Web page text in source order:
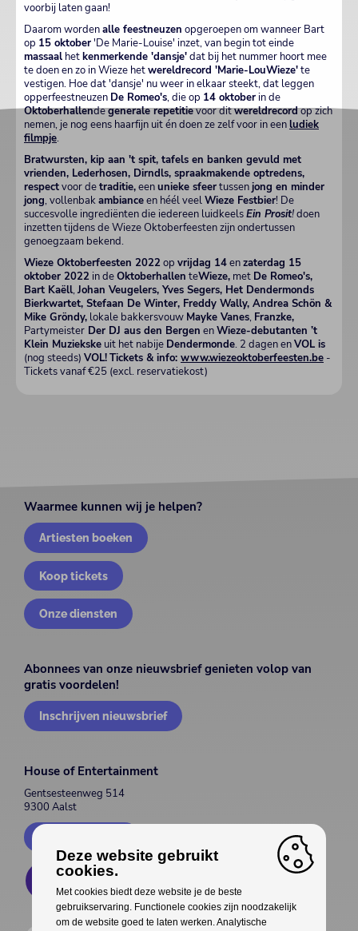
voorbij laten gaan!
Daarom wordenalle feestneuzen opgeroepen om wanneer Bart
op 15 oktober'De Marie-Louise' inzet, van begin tot einde
massaal hetkenmerkende 'dansje'dat bij het nummer hoort mee
te doen en zo in Wieze hetwereldrecord 'Marie-LouWieze'te
vestigen. Hoe dat 'dansje' nu weer in elkaar steekt, dat leggen
opperfeestneuzen De Romeo's, die op 14 oktoberin de
Oktoberhallendegenerale repetitievoor ditwereldrecordop zich
nemen, je nog eens haarfijn uit én doen ze zelf voor in eenludiek
filmpje.
Bratwursten, kip aan 't spit, tafels en banken gevuld met
vrienden, Lederhosen, Dirndls, spraakmakende optredens,
respectvoor detraditie,eenunieke sfeertussenjong en minder
jong, vollenbakambianceen héél veelWieze Festbier! De
succesvolle ingrediënten die iedereen luidkeelsEin Prosit!doen
inzetten tijdens de Wieze Oktoberfeesten zijn ondertussen
genoegzaam bekend.
Wieze Oktoberfeesten 2022 op vrijdag 14enzaterdag 15
oktober 2022 in deOktoberhallen teWieze, met De Romeo's,
Bart Kaëll, Johan Veugelers, Yves Segers, Het Dendermonds
Bierkwartet, Stefaan De Winter, Freddy Wally, Andrea Schön &
Mike Gröndy, lokale bakkersvouw Mayke Vanes, Franzke,
Partymeister Der DJ aus den Bergen enWieze-debutanten ’t
Klein Muziekske uit het nabije Dendermonde. 2 dagen enVOL is
(nog steeds) VOL!Tickets & info: www.wiezeoktoberfeesten.be -
Tickets vanaf €25 (excl. reservatiekost)
Waarmee kunnen wij je helpen?
Artiesten boeken
Koop tickets
Onze diensten
Abonnees van onze nieuwsbrief genieten volop van
gratis voordelen!
Inschrijven nieuwsbrief
House of Entertainment
Gentsesteenweg 514
9300 Aalst
Deze website gebruikt
cookies.
Met cookies biedt deze website je de beste
gebruikservaring. Functionele cookies zijn noodzakelijk
om de website goed te laten werken. Analytische